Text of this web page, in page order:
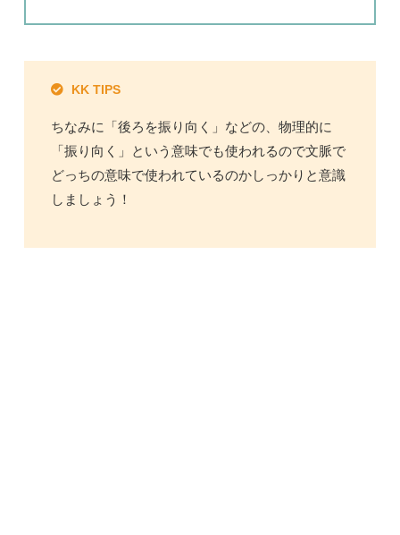
KK TIPS
ちなみに「後ろを振り向く」などの、物理的に
「振り向く」という意味でも使われるので文脈で
どっちの意味で使われているのかしっかりと意識
しましょう！